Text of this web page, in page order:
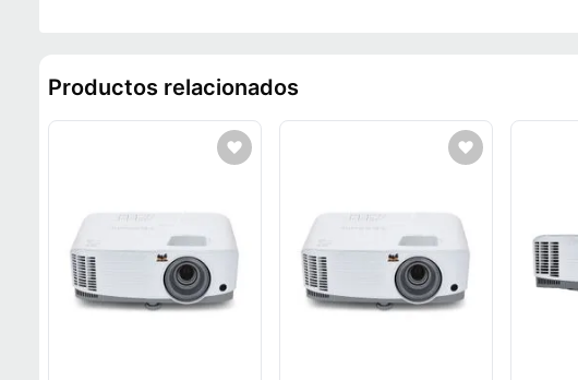
Productos relacionados